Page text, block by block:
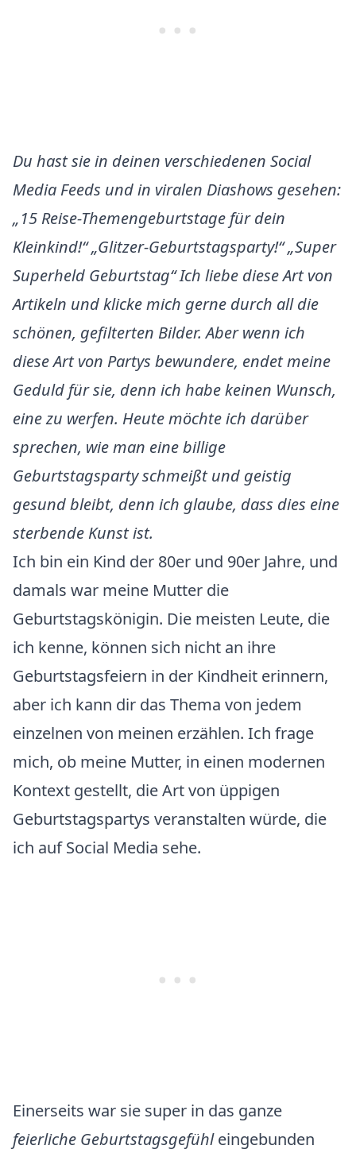
Du hast sie in deinen verschiedenen Social
Media Feeds und in viralen Diashows gesehen:
„15 Reise-Themengeburtstage für dein
Kleinkind!“ „Glitzer-Geburtstagsparty!“ „Super
Superheld Geburtstag“ Ich liebe diese Art von
Artikeln und klicke mich gerne durch all die
schönen, gefilterten Bilder. Aber wenn ich
diese Art von Partys bewundere, endet meine
Geduld für sie, denn ich habe keinen Wunsch,
eine zu werfen. Heute möchte ich darüber
sprechen, wie man eine billige
Geburtstagsparty schmeißt und geistig
gesund bleibt, denn ich glaube, dass dies eine
sterbende Kunst ist.
Ich bin ein Kind der 80er und 90er Jahre, und
damals war meine Mutter die
Geburtstagskönigin. Die meisten Leute, die
ich kenne, können sich nicht an ihre
Geburtstagsfeiern in der Kindheit erinnern,
aber ich kann dir das Thema von jedem
einzelnen von meinen erzählen. Ich frage
mich, ob meine Mutter, in einen modernen
Kontext gestellt, die Art von üppigen
Geburtstagspartys veranstalten würde, die
ich auf Social Media sehe.
Einerseits war sie super in das ganze
feierliche Geburtstagsgefühl eingebunden